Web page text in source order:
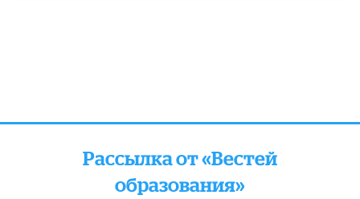
Рассылка от «Вестей
образования»